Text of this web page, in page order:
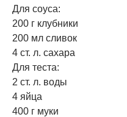
Для соуса:
200 г клубники
200 мл сливок
4 ст. л. сахара
Для теста:
2 ст. л. воды
4 яйца
400 г муки